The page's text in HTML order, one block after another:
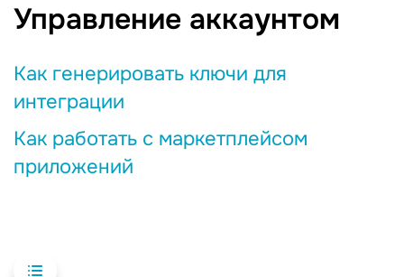
Управление аккаунтом
Как генерировать ключи для
интеграции
Как работать с маркетплейсом
приложений